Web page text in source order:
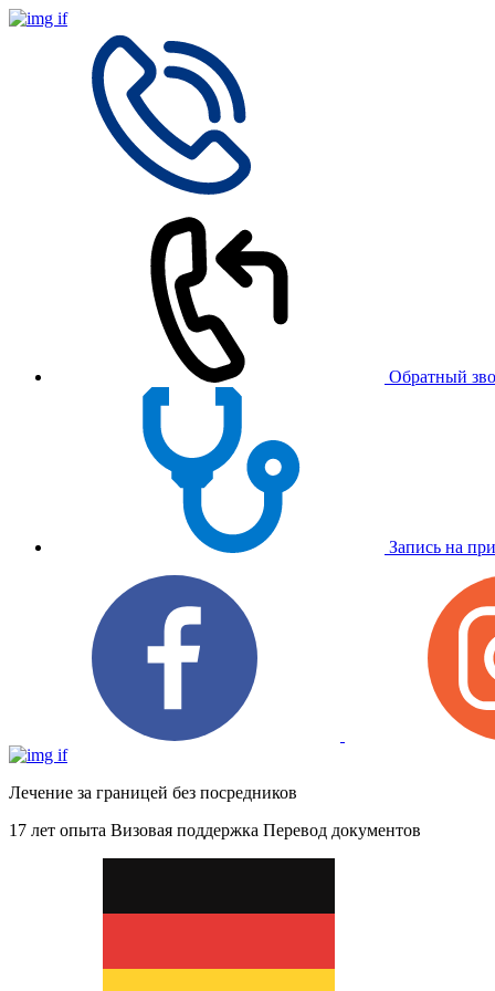
Обратный
Запись на
Лечение за границей без посредников
17 лет опыта Визовая поддержка Перевод документов